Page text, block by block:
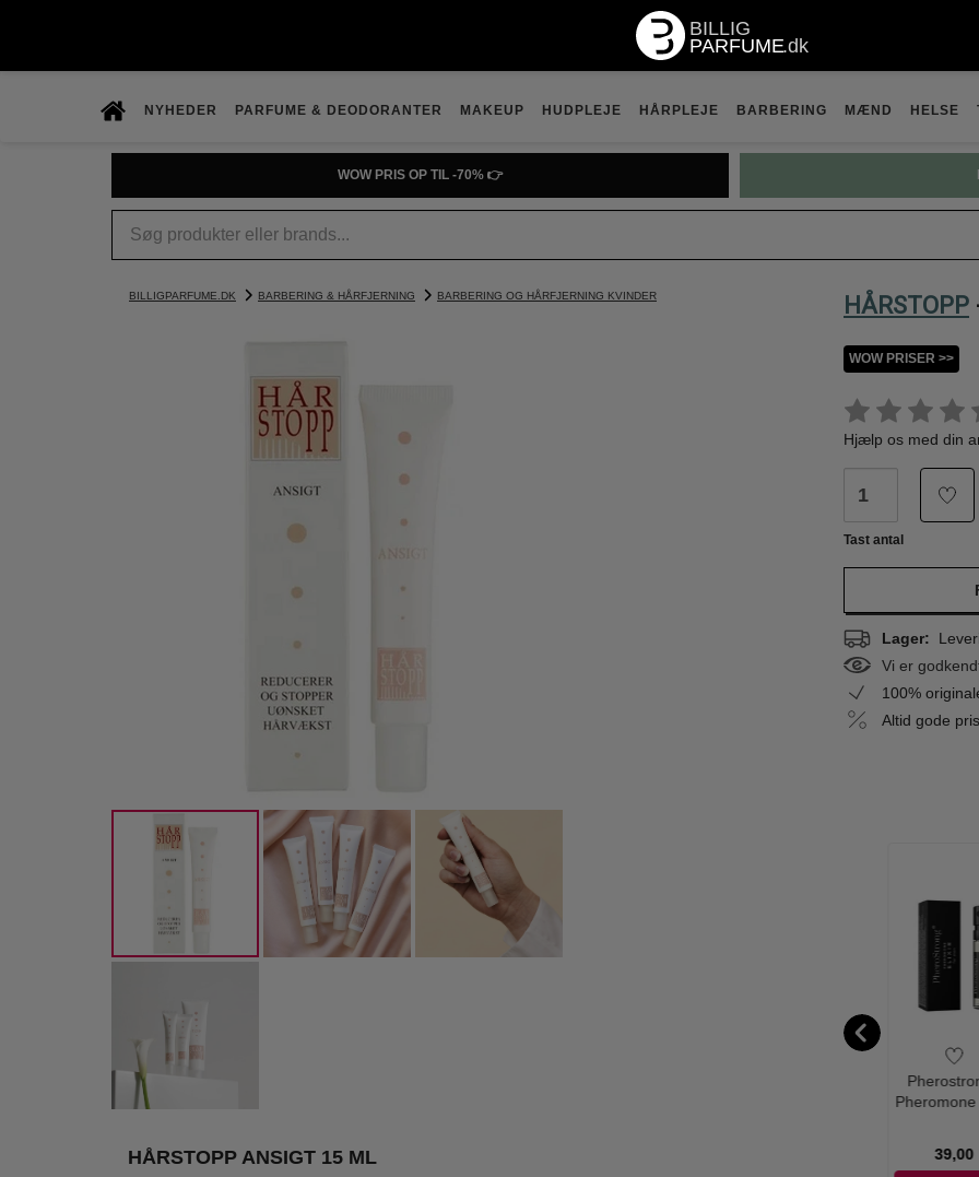
NYHEDER PARFUME & DEODORANTER MAKEUP HUDPLEJE HÅRPLEJE BARBERING MÆND HELSE
WOW PRIS OP TIL -70% 👉
BILLIGPARFUME.DK BARBERING & HÅRFJERNING BARBERING OG HÅRFJERNING KVINDER HÅRSTOPP
WOW PRISER >>
Hjælp os med din
Tast antal
Lager:
Vi er
100%
Altid gode
HÅRSTOPP ANSIGT 15 ML
195,00
-22% SPF30
139,00
-70%
Pheromone
39,00